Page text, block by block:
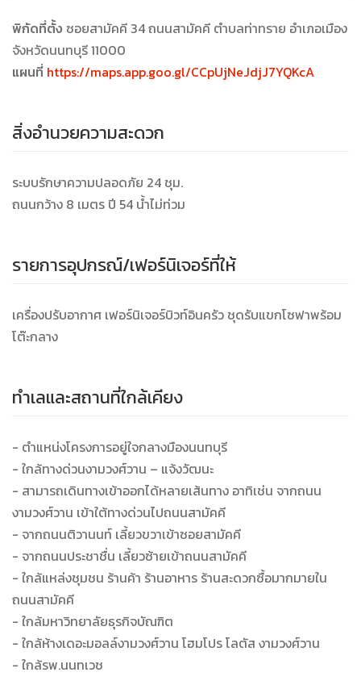
พิกัดที่ตั้ง ซอยสามัคคี 34 ถนนสามัคคี ตำบลท่าทราย อำเภอเมือง
จังหวัดนนทบุรี 11000
แผนที่ https://maps.app.goo.gl/CCpUjNeJdjJ7YQKcA
สิ่งอำนวยความสะดวก
ระบบรักษาความปลอดภัย 24 ชุม.
ถนนกว้าง 8 เมตร ปี 54 น้ำไม่ท่วม
รายการอุปกรณ์/เฟอร์นิเจอร์ที่ให้
เครื่องปรับอากาศ เฟอร์นิเจอร์บิวท์อินครัว ชุดรับแขกโซฟาพร้อม
โต๊ะกลาง
ทำเลและสถานที่ใกล้เคียง
- ตำแหน่งโครงการอยู่ใจกลางมืองนนทบุรี
- ใกล้ทางด่วนงามวงศ์วาน – แจ้งวัฒนะ
- สามารถเดินทางเข้าออกได้หลายเส้นทาง อาทิเช่น จากถนน
งามวงศ์วาน เข้าใต้ทางด่วนไปถนนสามัคคี
- จากถนนติวานนท์ เลี้ยวขวาเข้าซอยสามัคคี
- จากถนนประชาชื่น เลี้ยวซ้ายเข้าถนนสามัคคี
- ใกล้แหล่งชุมชน ร้านค้า ร้านอาหาร ร้านสะดวกซื้อมากมายใน
ถนนสามัคคี
- ใกล้มหาวิทยาลัยธุรกิจบัณฑิต
- ใกล้ห้างเดอะมอลล์งามวงศ์วาน โฮมโปร โลตัส งามวงศ์วาน
- ใกล้รพ.นนทเวช